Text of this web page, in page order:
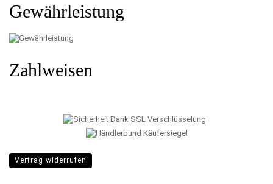
Gewährleistung
Zahlweisen
Vertrag widerrufen